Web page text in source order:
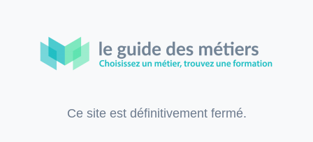
Ce site est définitivement fermé.